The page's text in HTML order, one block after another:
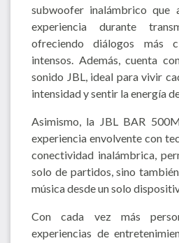
subwoofer inalámbrico que
experiencia durante
ofreciendo diálogos más
intensos. Además, cuenta
sonido JBL, ideal para vivir
intensidad y sentir la energía
Asimismo, la JBL BAR
experiencia envolvente con
conectividad inalámbrica,
solo de partidos, sino
música desde un solo
Con cada vez más
experiencias de